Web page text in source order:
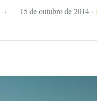
· 15 de outubro de 2014 ·